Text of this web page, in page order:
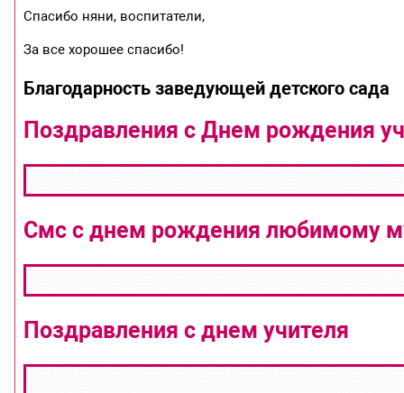
Спасибо няни, воспитатели,
За все хорошее спасибо!
Благодарность заведующей детского сада
Поздравления с Днем рождения
Смс с днем рождения любимому
Поздравления с днем учителя